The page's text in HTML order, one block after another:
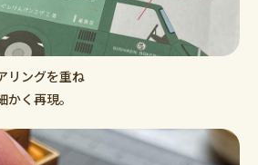
リングを重ね
く再現。